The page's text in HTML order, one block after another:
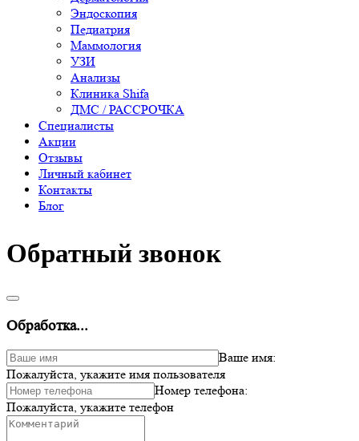
Эндоскопия
Педиатрия
Маммология
УЗИ
Анализы
Клиника Shifa
ДМС / РАССРОЧКА
Специалисты
Акции
Отзывы
Личный кабинет
Контакты
Блог
Обратный звонок
Обработка...
Ваше имя:
Пожалуйста, укажите имя пользователя
Номер телефона:
Пожалуйста, укажите телефон